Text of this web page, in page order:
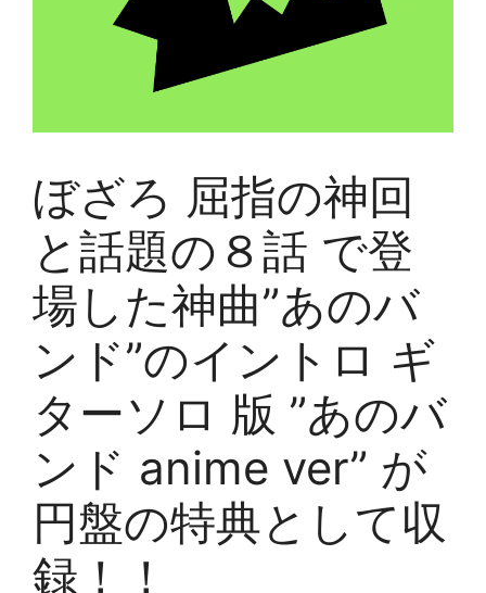
ぼざろ 屈指の神回
と話題の８話 で登
場した神曲”あのバ
ンド”のイントロ ギ
ターソロ 版 ”あのバ
ンド anime ver” が
円盤の特典として収
録！！